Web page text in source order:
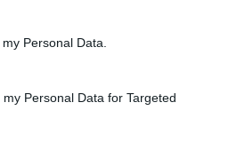
Personal Data.
Personal Data for Targeted